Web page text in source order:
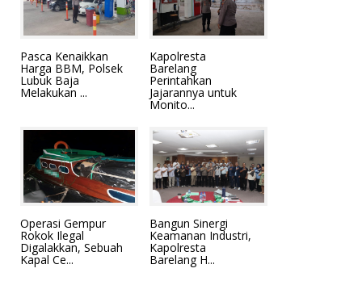
Pasca Kenaikkan
Harga BBM, Polsek
Lubuk Baja
Melakukan ...
Kapolresta
Barelang
Perintahkan
Jajarannya untuk
Monito...
Operasi Gempur
Rokok Ilegal
Digalakkan, Sebuah
Kapal Ce...
Bangun Sinergi
Keamanan Industri,
Kapolresta
Barelang H...